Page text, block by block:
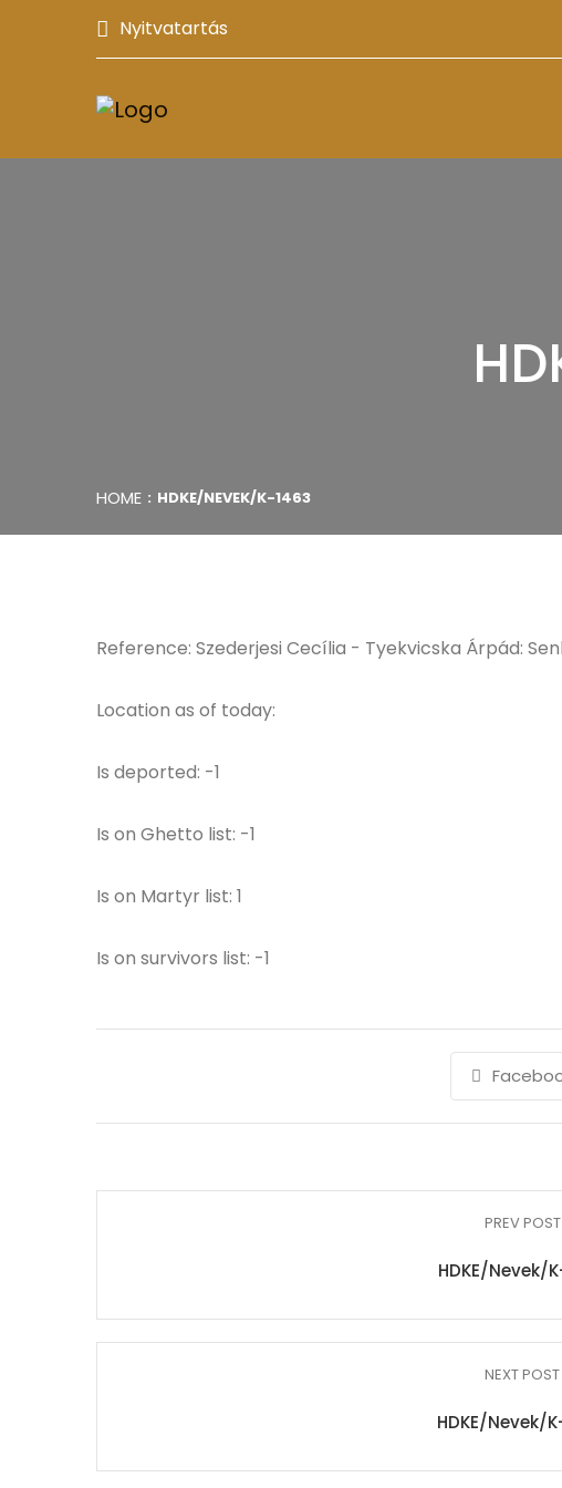
Nyitvatartás
HOME HDKE/NEVEK/K-1463
Reference: Szederjesi Cecília - Tyekvicska Árpád:
Location as of today:
Is deported: -1
Is on Ghetto list: -1
Is on Martyr list: 1
Is on survivors list: -1
PREV POST
HDKE/Nevek/
NEXT POST
HDKE/Nevek/